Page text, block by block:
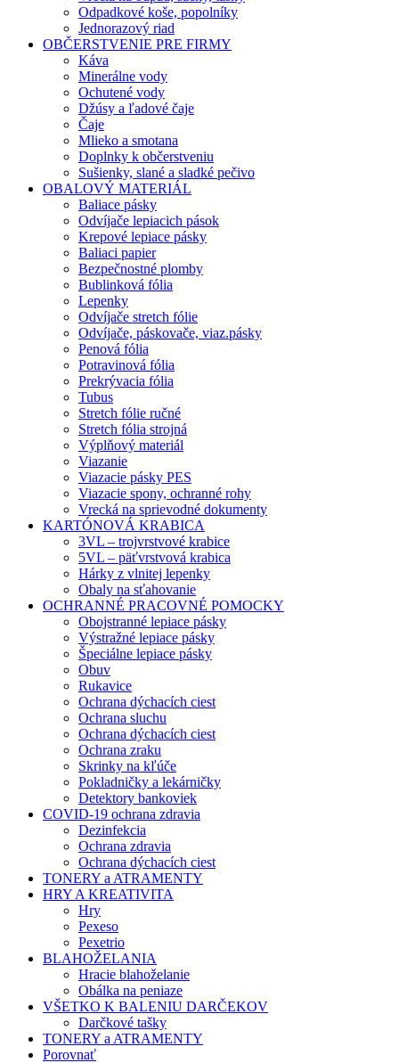
Odpadkové koše, popolníky
Jednorazový riad
OBČERSTVENIE PRE FIRMY
Káva
Minerálne vody
Ochutené vody
Džúsy a ľadové čaje
Čaje
Mlieko a smotana
Doplnky k občerstveniu
Sušienky, slané a sladké pečivo
OBALOVÝ MATERIÁL
Baliace pásky
Odvíjače lepiacich pások
Krepové lepiace pásky
Baliaci papier
Bezpečnostné plomby
Bublinková fólia
Lepenky
Odvíjače stretch fólie
Odvíjače, páskovače, viaz.pásky
Penová fólia
Potravinová fólia
Prekrývacia fólia
Tubus
Stretch fólie ručné
Stretch fólia strojná
Výplňový materiál
Viazanie
Viazacie pásky PES
Viazacie spony, ochranné rohy
Vrecká na sprievodné dokumenty
KARTÓNOVÁ KRABICA
3VL – trojvrstvové krabice
5VL – päťvrstvová krabica
Hárky z vlnitej lepenky
Obaly na sťahovanie
OCHRANNÉ PRACOVNÉ POMOCKY
Obojstranné lepiace pásky
Výstražné lepiace pásky
Špeciálne lepiace pásky
Obuv
Rukavice
Ochrana dýchacích ciest
Ochrana sluchu
Ochrana dýchacích ciest
Ochrana zraku
Skrinky na kľúče
Pokladničky a lekárničky
Detektory bankoviek
COVID-19 ochrana zdravia
Dezinfekcia
Ochrana zdravia
Ochrana dýchacích ciest
TONERY a ATRAMENTY
HRY A KREATIVITA
Hry
Pexeso
Pexetrio
BLAHOŽELANIA
Hracie blahoželanie
Obálka na peniaze
VŠETKO K BALENIU DARČEKOV
Darčkové tašky
TONERY a ATRAMENTY
Porovnať